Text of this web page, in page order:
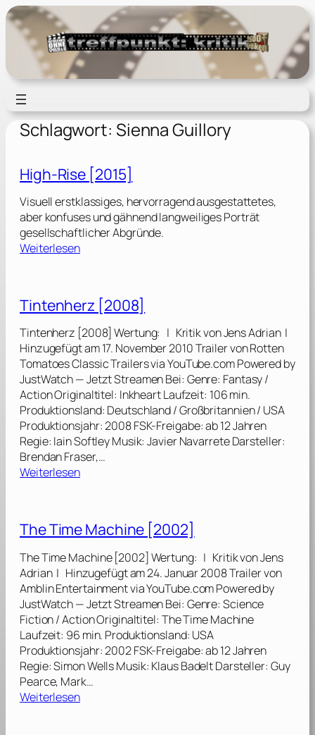
Zum
Inhalt
springen
Schlagwort: Sienna Guillory
High-Rise [2015]
Visuell erstklassiges, hervorragend ausgestattetes,
aber konfuses und gähnend langweiliges Porträt
gesellschaftlicher Abgründe.
Weiterlesen:
h
-
R
i
s
[
2
0
1
5
]
Tintenherz [2008]
Tintenherz [2008] Wertung: | Kritik von Jens Adrian |
Hinzugefügt am 17. November 2010 Trailer von Rotten
Tomatoes Classic Trailers via YouTube.com Powered by
JustWatch — Jetzt Streamen Bei: Genre: Fantasy /
Action Originaltitel: Inkheart Laufzeit: 106 min.
Produktionsland: Deutschland / Großbritannien / USA
Produktionsjahr: 2008 FSK-Freigabe: ab 12 Jahren
Regie: Iain Softley Musik: Javier Navarrete Darsteller:
Brendan Fraser,…
Weiterlesen:
t
n
h
e
r
z
[
2
0
0
8
The Time Machine [2002]
The Time Machine [2002] Wertung: | Kritik von Jens
Adrian | Hinzugefügt am 24. Januar 2008 Trailer von
Amblin Entertainment via YouTube.com Powered by
JustWatch — Jetzt Streamen Bei: Genre: Science
Fiction / Action Originaltitel: The Time Machine
Laufzeit: 96 min. Produktionsland: USA
Produktionsjahr: 2002 FSK-Freigabe: ab 12 Jahren
Regie: Simon Wells Musik: Klaus Badelt Darsteller: Guy
Pearce, Mark…
Weiterlesen: